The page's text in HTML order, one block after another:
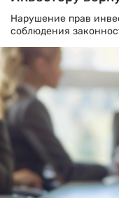
Нарушение прав
соблюдения